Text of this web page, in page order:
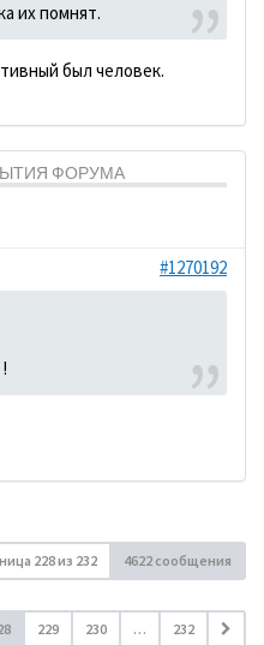
их помнят.
был человек.
ФОРУМА
#1270192
228из 232 4622 сообщения
229 230 … 232